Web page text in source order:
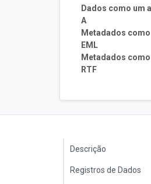
Dados como um
A
Metadados
EML
Metadados
RTF
Descrição
Registros de Dados